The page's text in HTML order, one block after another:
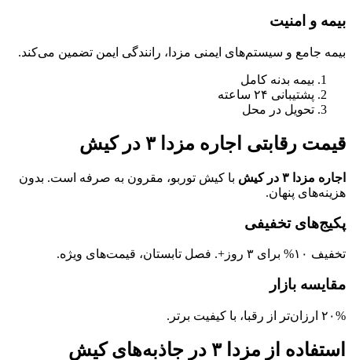
بیمه و امنیت
بیمه جامع و سیستم‌های ایمنی مزدا، رانندگی ایمن تضمین می‌کند.
بیمه بدنه کامل
پشتیبانی ۲۴ ساعته
تحویل در محل
قیمت رقابتی اجاره مزدا ۳ در کیش
اجاره مزدا ۳ در کیش
با کیش توربو، مقرون به صرفه است. بدون
هزینه‌های پنهان.
پکیج‌های تخفیفی
تخفیف ۱۰% برای ۳ روز+. فصل تابستان، قیمت‌های ویژه.
مقایسه بازار
۲۰% ارزان‌تر از رقبا، با کیفیت برتر.
استفاده از مزدا ۳ در جاذبه‌های کیش